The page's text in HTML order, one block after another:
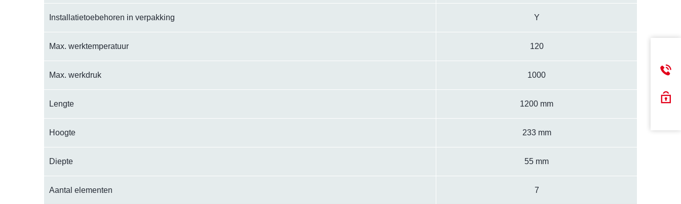
Installatietoebehoren in verpakking Y
Max. werktemperatuur 120
Max. werkdruk 1000
Lengte 1200 mm
Hoogte 233 mm
Diepte 55 mm
Aantal elementen 7